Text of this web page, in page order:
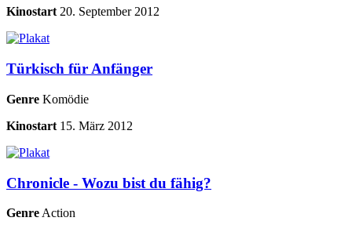
Kinostart 20. September 2012
Türkisch für Anfänger
Genre Komödie
Kinostart 15. März 2012
Chronicle - Wozu bist du fähig?
Genre Action